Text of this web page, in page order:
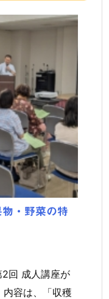
・野菜の特
回 成人講座が
容は、「収穫